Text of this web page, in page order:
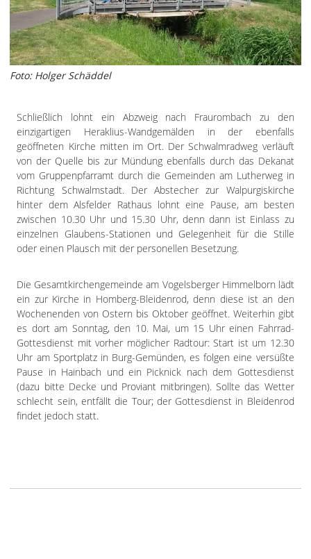
Foto: Holger Schäddel
Schließlich lohnt ein Abzweig nach Fraurombach zu den
einzigartigen Heraklius-Wandgemälden in der ebenfalls
geöffneten Kirche mitten im Ort. Der Schwalmradweg verläuft
von der Quelle bis zur Mündung ebenfalls durch das Dekanat
vom Gruppenpfarramt durch die Gemeinden am Lutherweg in
Richtung Schwalmstadt. Der Abstecher zur Walpurgiskirche
hinter dem Alsfelder Rathaus lohnt eine Pause, am besten
zwischen 10.30 Uhr und 15.30 Uhr, denn dann ist Einlass zu
einzelnen Glaubens-Stationen und Gelegenheit für die Stille
oder einen Plausch mit der personellen Besetzung.
Die Gesamtkirchengemeinde am Vogelsberger Himmelborn lädt
ein zur Kirche in Homberg-Bleidenrod, denn diese ist an den
Wochenenden von Ostern bis Oktober geöffnet. Weiterhin gibt
es dort am Sonntag, den 10. Mai, um 15 Uhr einen Fahrrad-
Gottesdienst mit vorher möglicher Radtour: Start ist um 12.30
Uhr am Sportplatz in Burg-Gemünden, es folgen eine versüßte
Pause in Hainbach und ein Picknick nach dem Gottesdienst
(dazu bitte Decke und Proviant mitbringen). Sollte das Wetter
schlecht sein, entfällt die Tour; der Gottesdienst in Bleidenrod
findet jedoch statt.